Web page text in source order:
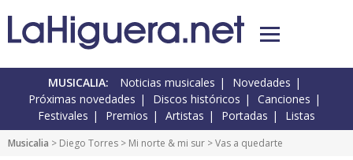
MUSICALIA: Noticias musicales
Novedades
Próximas novedades
Discos históricos
Canciones
Festivales
Premios Artistas Portadas Listas
Musicalia > Diego Torres > Mi norte & mi sur > Vas a quedarte